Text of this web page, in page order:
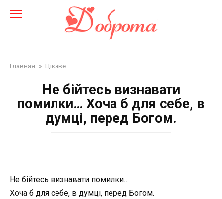
Главная » Цікаве
Не бійтесь визнавати
помилки… Хоча б для себе, в
думці, перед Богом.
Не бійтесь визнавати помилки…
Хоча б для себе, в думці, перед Богом.